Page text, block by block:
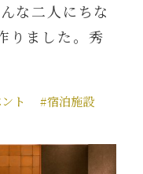
ス
な二人にちな
りました。秀
ト #宿泊施設